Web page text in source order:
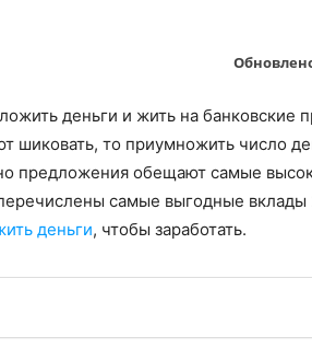
деньги и жить на банковские
шиковать, то приумножить число
предложения обещают самые
самые выгодные вклады
деньги, чтобы заработать.